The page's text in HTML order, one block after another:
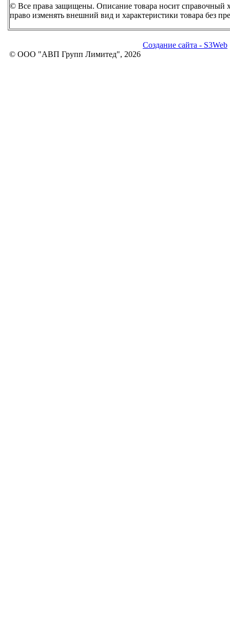
© Все права защищены. Описание товара носит справочный
право изменять внешний вид и характеристики товара без
© ООО "АВП Групп Лимитед", 2026
Создание сайта - S3Web